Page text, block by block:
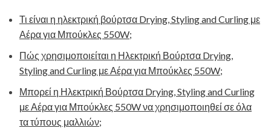
Τι είναι η ηλεκτρική βούρτσα Drying, Styling and Curling με
Αέρα για Μπούκλες 550W;
Πώς χρησιμοποιείται η Ηλεκτρική Βούρτσα Drying,
Styling and Curling με Αέρα για Μπούκλες 550W;
Μπορεί η Ηλεκτρική Βούρτσα Drying, Styling and Curling
με Αέρα για Μπούκλες 550W να χρησιμοποιηθεί σε όλα
τα τύπους μαλλιών;